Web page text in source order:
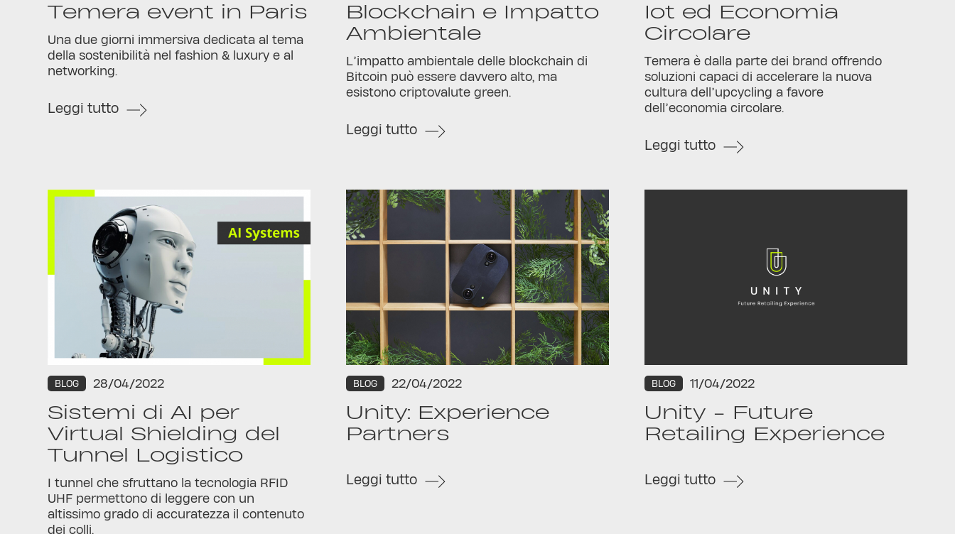
Temera event in Paris
Una due giorni immersiva dedicata al tema
della sostenibilità nel fashion & luxury e al
networking.
Leggi tutto
Blockchain e Impatto
Ambientale
L’impatto ambientale delle blockchain di
Bitcoin può essere davvero alto, ma
esistono criptovalute green.
Leggi tutto
Iot ed Economia
Circolare
Temera è dalla parte dei brand offrendo
soluzioni capaci di accelerare la nuova
cultura dell’upcycling a favore
dell’economia circolare.
Leggi tutto
BLOG 28/04/2022
Sistemi di AI per
Virtual Shielding del
Tunnel Logistico
I tunnel che sfruttano la tecnologia RFID
UHF permettono di leggere con un
altissimo grado di accuratezza il contenuto
dei colli.
BLOG 22/04/2022
Unity: Experience
Partners
Leggi tutto
BLOG 11/04/2022
Unity - Future
Retailing Experience
Leggi tutto